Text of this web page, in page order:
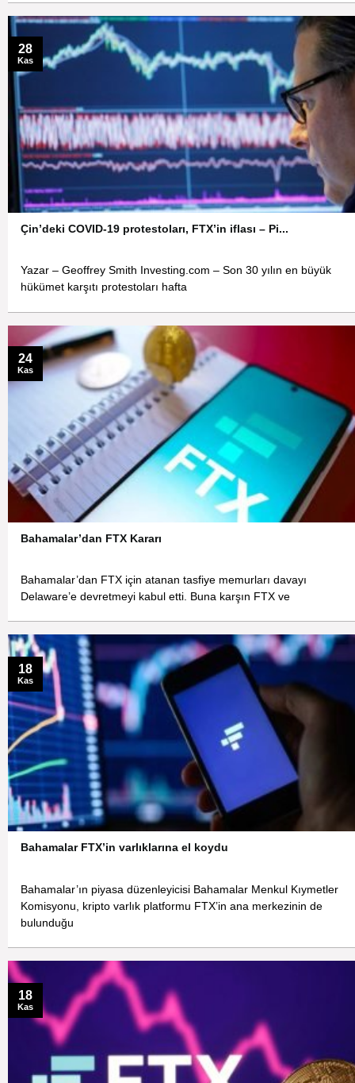
Çin’deki COVID-19 protestoları, FTX’in iflası – Pi...
Yazar – Geoffrey Smith Investing.com – Son 30 yılın en büyük
hükümet karşıtı protestoları hafta
28
Kas
Bahamalar’dan FTX Kararı
Bahamalar’dan FTX için atanan tasfiye memurları davayı
Delaware’e devretmeyi kabul etti. Buna karşın FTX ve
24
Kas
Bahamalar FTX’in varlıklarına el koydu
Bahamalar’ın piyasa düzenleyicisi Bahamalar Menkul Kıymetler
Komisyonu, kripto varlık platformu FTX’in ana merkezinin de
bulunduğu
18
Kas
18
Kas